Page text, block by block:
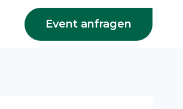
Event anfragen